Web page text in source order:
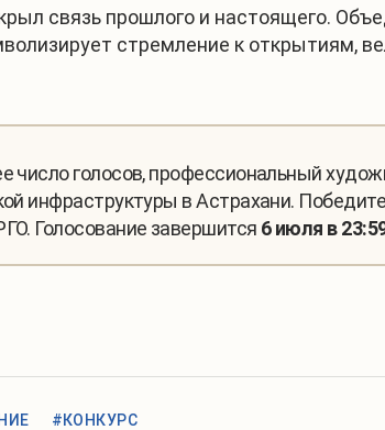
связь прошлого и настоящего.
стремление к открытиям,
число голосов, профессиональный
инфраструктуры в Астрахани.
Голосование завершится 6 июля в
#КОНКУРС